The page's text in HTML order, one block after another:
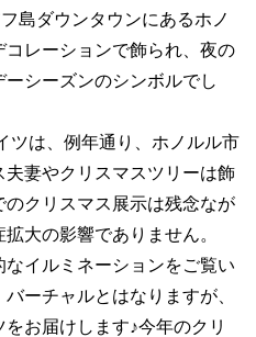
島ダウンタウンにあるホノ
レーションで飾られ、夜の
シーズンのシンボルでし
ツは、例年通り、ホノルル市
妻やクリスマスツリーは飾
クリスマス展示は残念なが
大の影響でありません。
イルミネーションをご覧い
ーチャルとはなりますが、
お届けします♪今年のクリ